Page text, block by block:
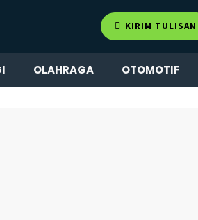
KIRIM TULISAN
OLAHRAGA OTOMOTIF